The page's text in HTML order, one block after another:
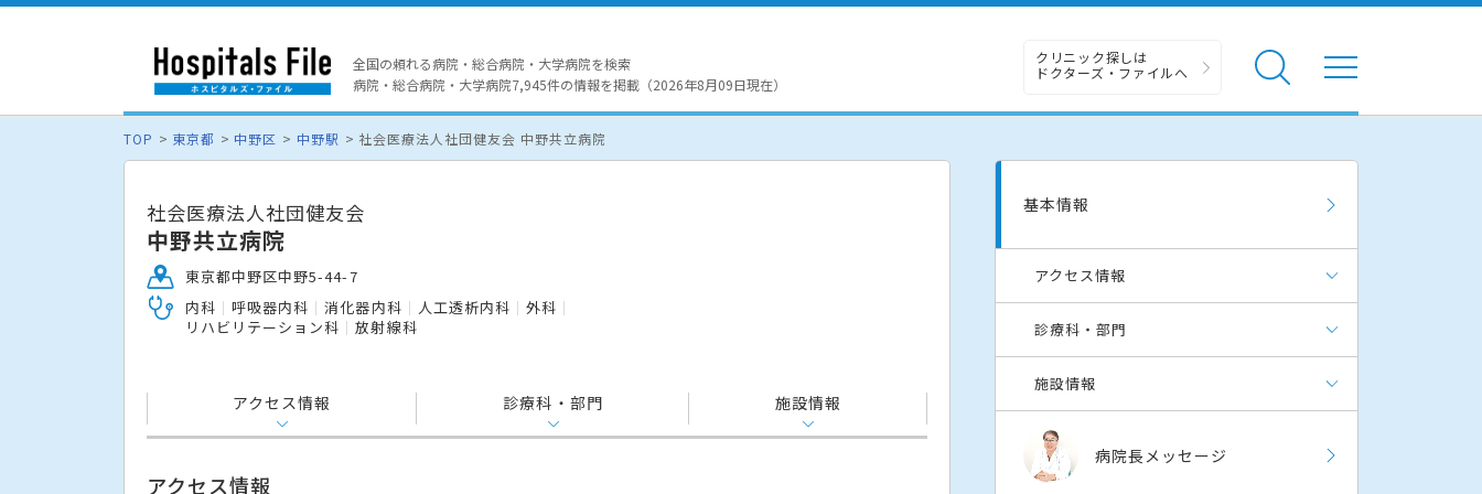
全国の頼れる病院・総合病院・大学病院を検索
病院・総合病院・大学病院7,945件の情報を掲載（2026年8月09日現在）
クリニック探しは
ドクターズ・ファイルへ
TOP 東京都 中野区 中野駅 社会医療法人社団健友会 中野共立病院
社会医療法人社団健友会
中野共立病院
東京都中野区中野5-44-7
内科
呼吸器内科 消化器内科 人工透析内科
外科
リハビリテーション科
放射線科
アクセス情報 診療科・部門 施設情報
アクセス情報
基本情報
アクセス情報
診療科・部門
施設情報
病院長メッセージ